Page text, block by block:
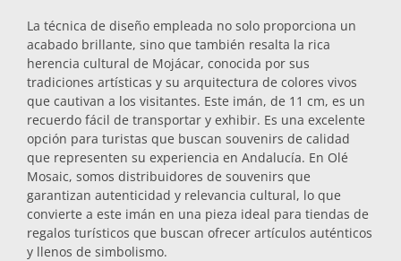
Vasos
Vasos de chupito
La técnica de diseño empleada no solo proporciona un
acabado brillante, sino que también resalta la rica
herencia cultural de Mojácar, conocida por sus
tradiciones artísticas y su arquitectura de colores vivos
que cautivan a los visitantes. Este imán, de 11 cm, es un
recuerdo fácil de transportar y exhibir. Es una excelente
opción para turistas que buscan souvenirs de calidad
que representen su experiencia en Andalucía. En Olé
Mosaic, somos distribuidores de souvenirs que
garantizan autenticidad y relevancia cultural, lo que
convierte a este imán en una pieza ideal para tiendas de
regalos turísticos que buscan ofrecer artículos auténticos
y llenos de simbolismo.